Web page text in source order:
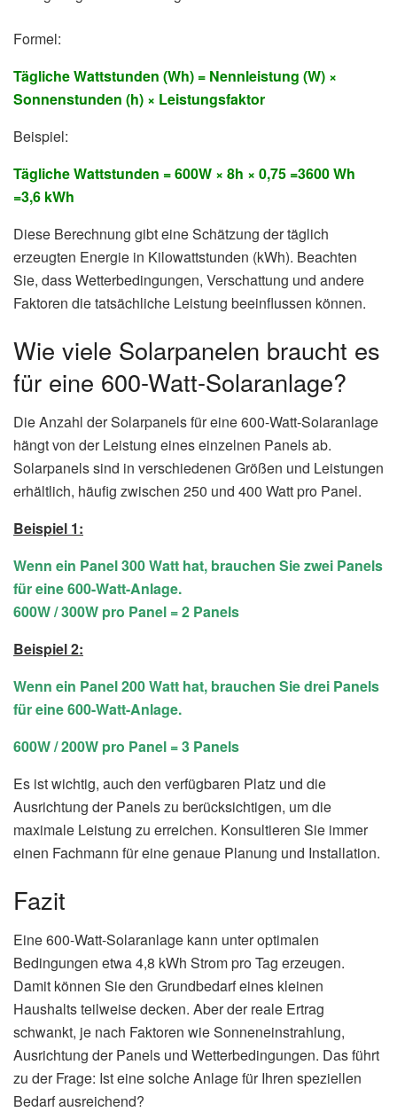
Formel:
Tägliche Wattstunden (Wh) = Nennleistung (W) ×
Sonnenstunden (h) × Leistungsfaktor
Beispiel:
Tägliche Wattstunden = 600W × 8h × 0,75 =3600 Wh
=3,6 kWh
Diese Berechnung gibt eine Schätzung der täglich
erzeugten Energie in Kilowattstunden (kWh). Beachten
Sie, dass Wetterbedingungen, Verschattung und andere
Faktoren die tatsächliche Leistung beeinflussen können.
Wie viele Solarpanelen braucht es
für eine 600-Watt-Solaranlage?
Die Anzahl der Solarpanels für eine 600-Watt-Solaranlage
hängt von der Leistung eines einzelnen Panels ab.
Solarpanels sind in verschiedenen Größen und Leistungen
erhältlich, häufig zwischen 250 und 400 Watt pro Panel.
Beispiel 1:
Wenn ein Panel 300 Watt hat, brauchen Sie zwei Panels
für eine 600-Watt-Anlage.
600W / 300W pro Panel = 2 Panels
Beispiel 2:
Wenn ein Panel 200 Watt hat, brauchen Sie drei Panels
für eine 600-Watt-Anlage.
600W / 200W pro Panel = 3 Panels
Es ist wichtig, auch den verfügbaren Platz und die
Ausrichtung der Panels zu berücksichtigen, um die
maximale Leistung zu erreichen. Konsultieren Sie immer
einen Fachmann für eine genaue Planung und Installation.
Fazit
Eine 600-Watt-Solaranlage kann unter optimalen
Bedingungen etwa 4,8 kWh Strom pro Tag erzeugen.
Damit können Sie den Grundbedarf eines kleinen
Haushalts teilweise decken. Aber der reale Ertrag
schwankt, je nach Faktoren wie Sonneneinstrahlung,
Ausrichtung der Panels und Wetterbedingungen. Das führt
zu der Frage: Ist eine solche Anlage für Ihren speziellen
Bedarf ausreichend?